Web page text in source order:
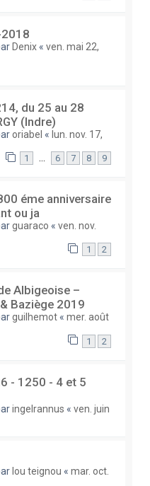
Denix « ven. mai 22,
du 25 au 28
(Indre)
oriabel « lun. nov. 17,
1 … 6 7 8 9
éme anniversaire
ou ja
guaraco « ven. nov.
1 2
Albigeoise –
Baziège 2019
guilhemot « mer. août
1 2
- 1250 - 4 et 5
ingelrannus « ven. juin
lou teignou « mar. oct.